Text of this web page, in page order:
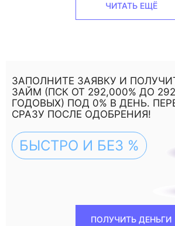
ЧИТАТЬ ЕЩЁ
ЗАПОЛНИТЕ ЗАЯВКУ И
ЗАЙМ (ПСК ОТ 292,000% ДО
ГОДОВЫХ) ПОД 0% В ДЕНЬ.
СРАЗУ ПОСЛЕ ОДОБРЕНИЯ!
БЫСТРО И БЕЗ %
ПОЛУЧИТЬ ДЕНЬГИ